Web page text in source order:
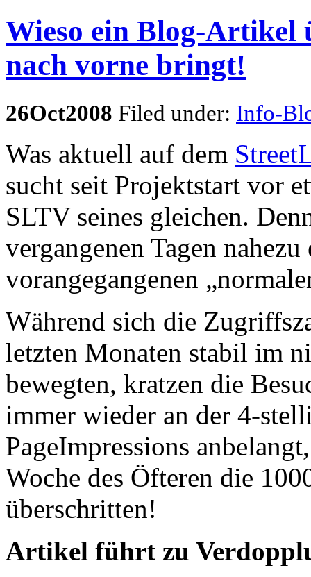
Wieso ein Blog-Artikel
nach vorne bringt!
26Oct2008 Filed under: Info-
Was aktuell auf dem
sucht seit Projektstart vor
SLTV seines gleichen.
vergangenen Tagen
vorangegangenen
Während sich die
letzten Monaten stabil im
bewegten, kratzen die
immer wieder an der 4-
PageImpressions
Woche des Öfteren die
überschritten!
Artikel führt zu